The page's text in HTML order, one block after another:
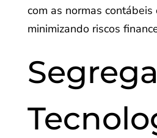
com as normas
minimizando riscos